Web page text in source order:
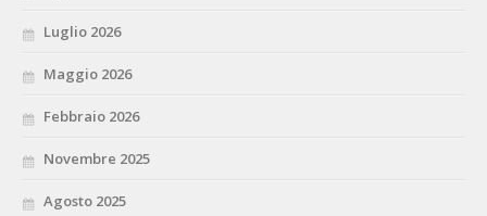
Luglio 2026
Maggio 2026
Febbraio 2026
Novembre 2025
Agosto 2025